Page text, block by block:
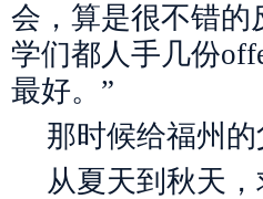
会，算是很不错的
学们都人手几份
最好。”
那时候给福州
从夏天到秋天